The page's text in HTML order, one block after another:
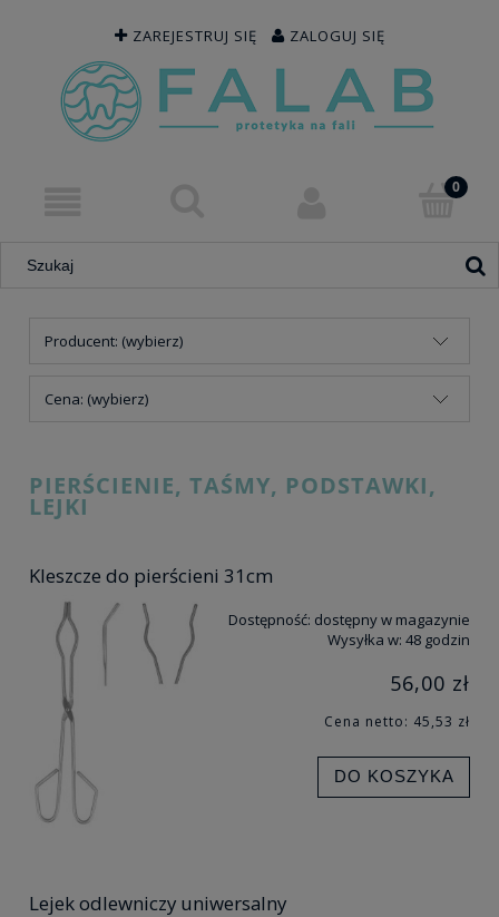
ZAREJESTRUJ SIĘ ZALOGUJ SIĘ
Producent: (wybierz)
Cena: (wybierz)
PIERŚCIENIE, TAŚMY, PODSTAWKI,
LEJKI
Kleszcze do pierścieni 31cm
Dostępność: dostępny w magazynie
Wysyłka w: 48 godzin
56,00 zł
Cena netto: 45,53 zł
DO KOSZYKA
Lejek odlewniczy uniwersalny